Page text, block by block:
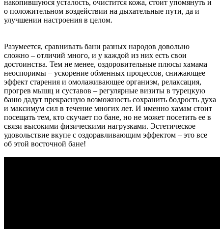
накопившуюся усталость, очистится кожа, стоит упомянуть и
о положительном воздействии на дыхательные пути, да и
улучшении настроения в целом.
Разумеется, сравнивать бани разных народов довольно
сложно – отличий много, и у каждой из них есть свои
достоинства. Тем не менее, оздоровительные плюсы хамама
неоспоримы – ускорение обменных процессов, снижающее
эффект старения и омолаживающее организм, релаксация,
прогрев мышц и суставов – регулярные визиты в турецкую
баню дадут прекрасную возможность сохранить бодрость духа
и максимум сил в течение многих лет. И именно хамам стоит
посещать тем, кто скучает по бане, но не может посетить ее в
связи высокими физическими нагрузками. Эстетическое
удовольствие вкупе с оздоравливающим эффектом – это все
об этой восточной бане!